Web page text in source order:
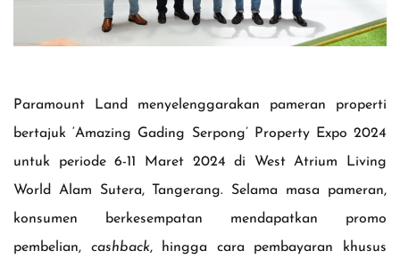
Paramount Land menyelenggarakan pameran properti
bertajuk ‘Amazing Gading Serpong’ Property Expo 2024
untuk periode 6-11 Maret 2024 di West Atrium Living
World Alam Sutera, Tangerang. Selama masa pameran,
konsumen berkesempatan mendapatkan promo
pembelian, cashback, hingga cara pembayaran khusus